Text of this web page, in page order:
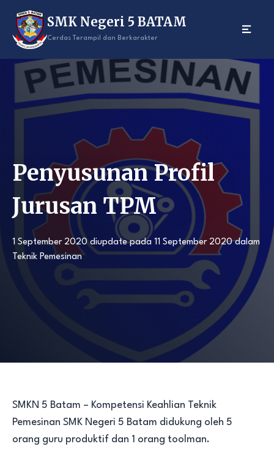
content
SMK Negeri 5 BATAM
Cerdas Terampil dan Berkarakter
Penyusunan Profil
Jurusan TPM
1 September 2020diupdate pada 11 September 2020dalam
Teknik Pemesinan
SMKN 5 Batam – Kompetensi Keahlian Teknik
Pemesinan SMK Negeri 5 Batam didukung oleh 5
orang guru produktif dan 1 orang toolman.